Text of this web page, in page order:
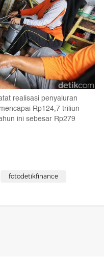
realisasi penyaluran
Rp124,7 triliun
ini sebesar Rp279
fotodetikfinance